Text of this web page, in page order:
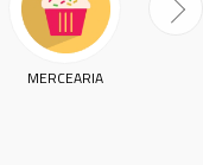
MERCEARIA